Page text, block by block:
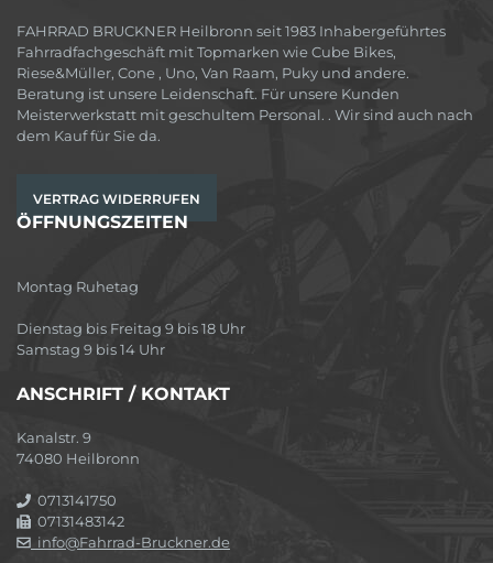
FAHRRAD BRUCKNER Heilbronn seit 1983 Inhabergeführtes
Fahrradfachgeschäft mit Topmarken wie Cube Bikes,
Riese&Müller, Cone , Uno, Van Raam, Puky und andere.
Beratung ist unsere Leidenschaft. Für unsere Kunden
Meisterwerkstatt mit geschultem Personal. . Wir sind auch nach
dem Kauf für Sie da.
VERTRAG WIDERRUFEN
ÖFFNUNGSZEITEN
Montag Ruhetag
Dienstag bis Freitag 9 bis 18 Uhr
Samstag 9 bis 14 Uhr
ANSCHRIFT / KONTAKT
Kanalstr. 9
74080 Heilbronn
0713141750
07131483142
info@Fahrrad-Bruckner.de